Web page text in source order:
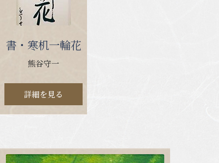
書・寒机一輪花
熊谷守一
詳細を見る